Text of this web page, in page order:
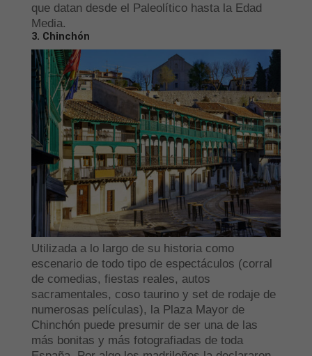
que datan desde el Paleolítico hasta la Edad
Media.
3. Chinchón
Utilizada a lo largo de su historia como
escenario de todo tipo de espectáculos (corral
de comedias, fiestas reales, autos
sacramentales, coso taurino y set de rodaje de
numerosas películas), la Plaza Mayor de
Chinchón puede presumir de ser una de las
más bonitas y más fotografiadas de toda